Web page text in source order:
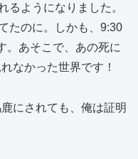
るようになりました。
たのに。しかも、9:30
。あそこで、あの死に
なかった世界です！
にされても、俺は証明